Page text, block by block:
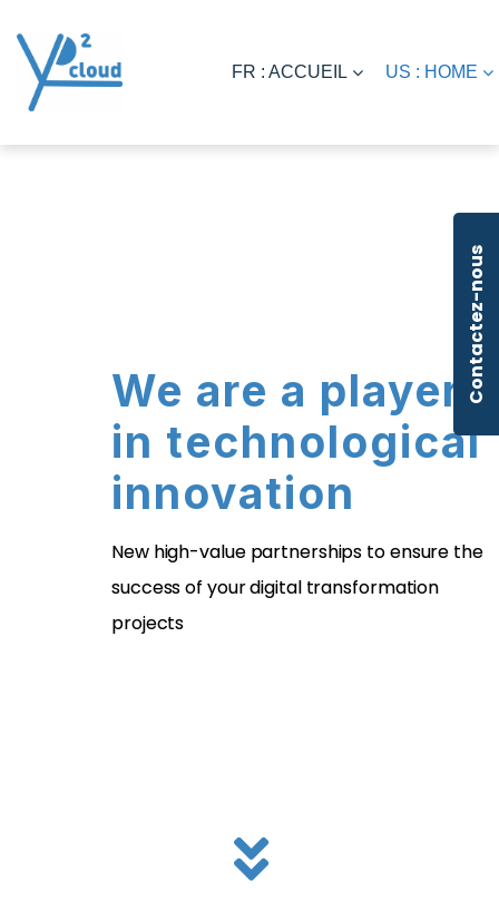
FR : ACCUEIL US : HOME
We are a player
in technological
innovation
New high-value partnerships to ensure the
success of your digital transformation
projects
Contactez-nous